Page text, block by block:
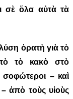
σὲ ὅλα αὐτὰ τὰ
ὁρατὴ γιὰ τὸ
τὸ κακὸ στὸ
σοφώτεροι – καὶ
– ἀπὸ τοὺς υἱοὺς